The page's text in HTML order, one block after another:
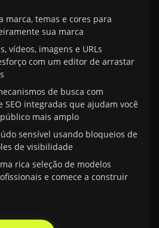
marca, temas e cores para
sua marca
vídeos, imagens e URLs
com um editor de arrastar
de busca com
SEO integradas que ajudam você
mais amplo
sensível usando bloqueios de
de visibilidade
rica seleção de modelos
e comece a construir